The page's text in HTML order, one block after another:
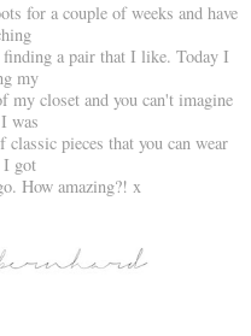
for a couple of weeks and have
a pair that I like. Today I
my
my closet and you can't imagine
was
pieces that you can wear
I got
How amazing?! x